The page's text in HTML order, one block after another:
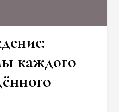
каждого